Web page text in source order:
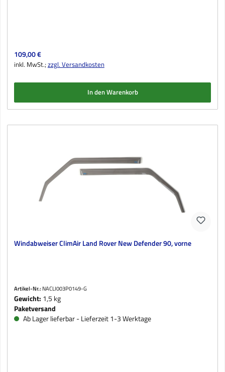
Regulärer Preis:
109,00 €
inkl. MwSt.;zzgl. Versandkosten
In den Warenkorb
Windabweiser ClimAir Land Rover New Defender 90, vorne
Artikel-Nr.: NACLI003P0149-G
Gewicht: 1,5 kg
Paketversand
Ab Lager lieferbar - Lieferzeit 1-3 Werktage